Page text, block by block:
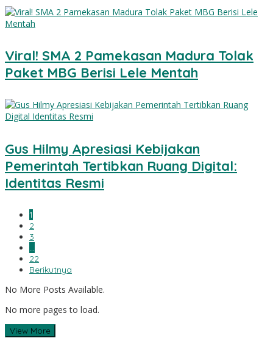
Viral! SMA 2 Pamekasan Madura Tolak
Paket MBG Berisi Lele Mentah
Gus Hilmy Apresiasi Kebijakan
Pemerintah Tertibkan Ruang Digital:
Identitas Resmi
1
2
3
…
22
Berikutnya
No More Posts Available.
No more pages to load.
View More